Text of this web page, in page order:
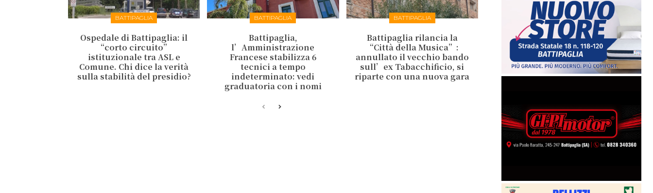
BATTIPAGLIA
Ospedale di Battipaglia: il
“corto circuito”
istituzionale tra ASL e
Comune. Chi dice la verità
sulla stabilità del presidio?
BATTIPAGLIA
Battipaglia,
l’Amministrazione
Francese stabilizza 6
tecnici a tempo
indeterminato: vedi
graduatoria con i nomi
BATTIPAGLIA
Battipaglia rilancia la
“Città della Musica”:
annullato il vecchio bando
sull’ex Tabacchificio, si
riparte con una nuova gara